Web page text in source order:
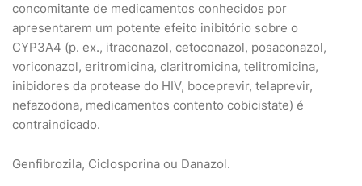
concomitante de medicamentos conhecidos por
apresentarem um potente efeito inibitório sobre o
CYP3A4 (p. ex., itraconazol, cetoconazol, posaconazol,
voriconazol, eritromicina, claritromicina, telitromicina,
inibidores da protease do HIV, boceprevir, telaprevir,
nefazodona, medicamentos contento cobicistate) é
contraindicado.
Genfibrozila, Ciclosporina ou Danazol.